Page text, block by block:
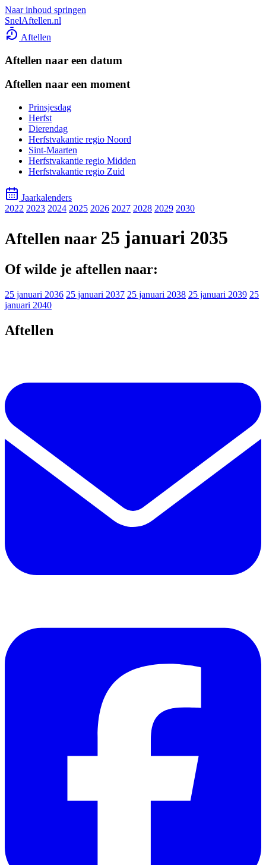
Naar inhoud springen
SnelAftellen.nl
Aftellen
Aftellen naar een datum
Aftellen naar een moment
Prinsjesdag
Herfst
Dierendag
Herfstvakantie regio Noord
Sint-Maarten
Herfstvakantie regio Midden
Herfstvakantie regio Zuid
Jaarkalenders
2022 2023 2024 2025 2026 2027 2028 2029 2030
Aftellen naar 25 januari 2035
Of wilde je aftellen naar:
25 januari 2036 25 januari 2037 25 januari 2038 25 januari 2039 25
januari 2040
Aftellen